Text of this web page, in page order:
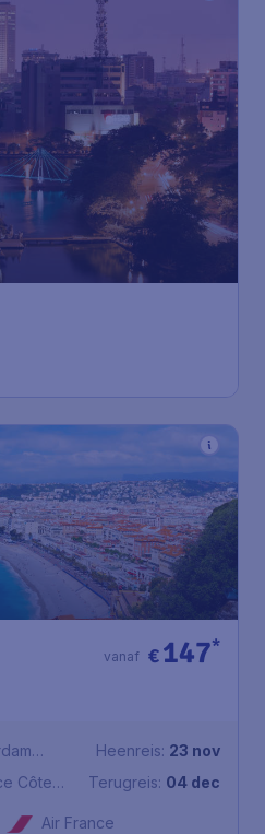
€147*
vanaf
Côte
Heenreis: 23 nov
Terugreis: 04 dec
Air France